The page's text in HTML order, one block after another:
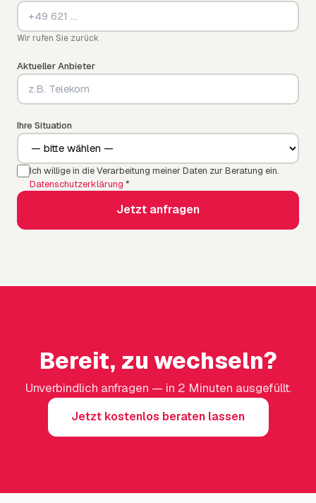
Wir rufen Sie zurück
Aktueller Anbieter
Ihre Situation
Ich willige in die Verarbeitung meiner Daten zur Beratung ein.
Datenschutzerklärung *
Jetzt anfragen
Bereit, zu wechseln?
Unverbindlich anfragen — in 2 Minuten ausgefüllt.
Jetzt kostenlos beraten lassen